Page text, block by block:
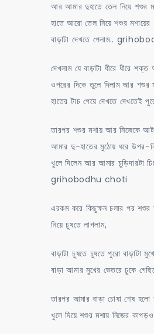
আর আমার দুহাতে তেল নিয়ে শশুর
হাতে আরো তেল নিয়ে শশুর
বাড়াটা দেখতে পেলাম..
দেখলাম যে বাড়াটা ধীরে ধীরে
ওপরের দিকে তুলে দিলাম আর শশুর
হাতের টাচ পেয়ে দেখতে দেখতেই
তারপর শশুর মশায় আর নিজেকে
আমার দু-হাতের মুঠোয় ধরে উপর-
খুলে দিলেন আর আমার চুড়িদারটা
grihobodhu choti
এরকম করে কিছুক্ষন চলার পর শশুর
নিয়ে চুষতে লাগলাম,
বাড়াটা চুষতে চুষতে পুরো বাড়াটা
বাড়া আমার মুখের ভেতরে ঢুকে
তারপর আমার বাড়া চোষা শেষ হলো
খুলে দিয়ে শশুর মশায় নিজের